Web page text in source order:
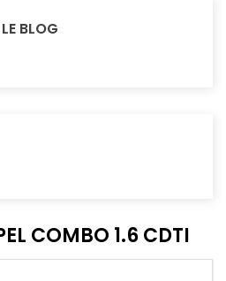
BLOG
COMBO 1.6 CDTI